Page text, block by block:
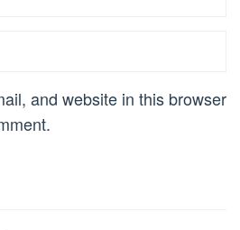
and website in this browser